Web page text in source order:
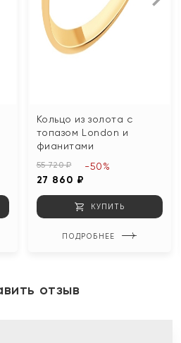
Кольцо из золота с
топазом London и
фианитами
55 720 ₽
27 860 ₽
-50%
КУПИТЬ
ПОДРОБНЕЕ
отзыв